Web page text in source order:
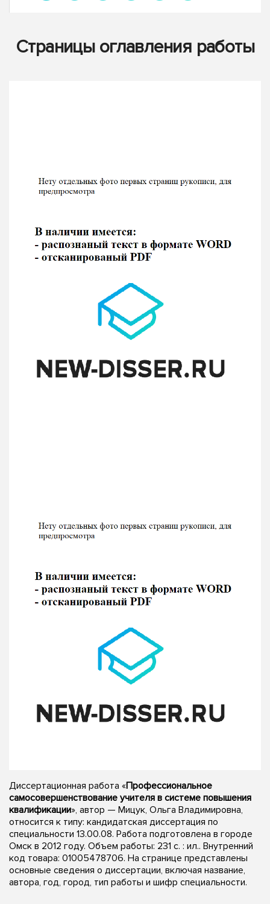
Страницы оглавления работы
Диссертационная работа «Профессиональное
самосовершенствование учителя в системе повышения
квалификации», автор — Мицук, Ольга Владимировна,
относится к типу: кандидатская диссертация по
специальности 13.00.08. Работа подготовлена в городе
Омск в 2012 году. Объем работы: 231 с. : ил.. Внутренний
код товара: 01005478706. На странице представлены
основные сведения о диссертации, включая название,
автора, год, город, тип работы и шифр специальности.